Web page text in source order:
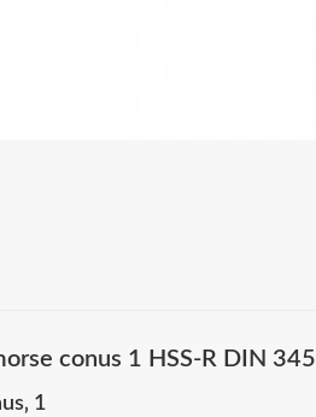
conus 1 HSS-R DIN 345
1